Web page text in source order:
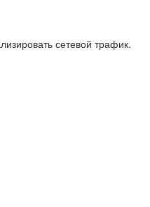
сетевой трафик.